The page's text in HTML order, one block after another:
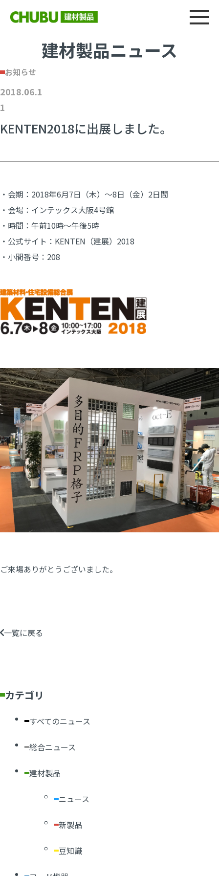
総合
建材製品ニュース
お知らせ
2018.06.1
1
KENTEN2018に出展しました。
・会期：2018年6月7日（木）～8日（金）2日間
・会場：インテックス大阪4号館
・時間：午前10時～午後5時
・公式サイト： KENTEN（建展）2018
・小間番号：208
ご来場ありがとうございました。
一覧に戻る
カテゴリ
すべてのニュース
総合ニュース
建材製品
ニュース
新製品
豆知識